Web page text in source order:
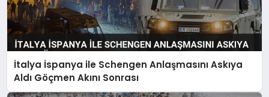
İtalya İspanya ile Schengen Anlaşmasını Askıya
Aldı Göçmen Akını Sonrası